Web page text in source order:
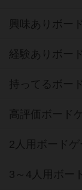
興味ありボー
経験ありボー
持ってるボー
高評価ボード
2人用ボード
3～4人用ボー